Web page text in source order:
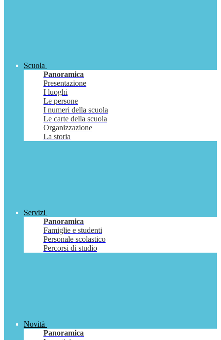
Scuola
Panoramica
Presentazione
I luoghi
Le persone
I numeri della scuola
Le carte della scuola
Organizzazione
La storia
Servizi
Panoramica
Famiglie e studenti
Personale scolastico
Percorsi di studio
Novità
Panoramica